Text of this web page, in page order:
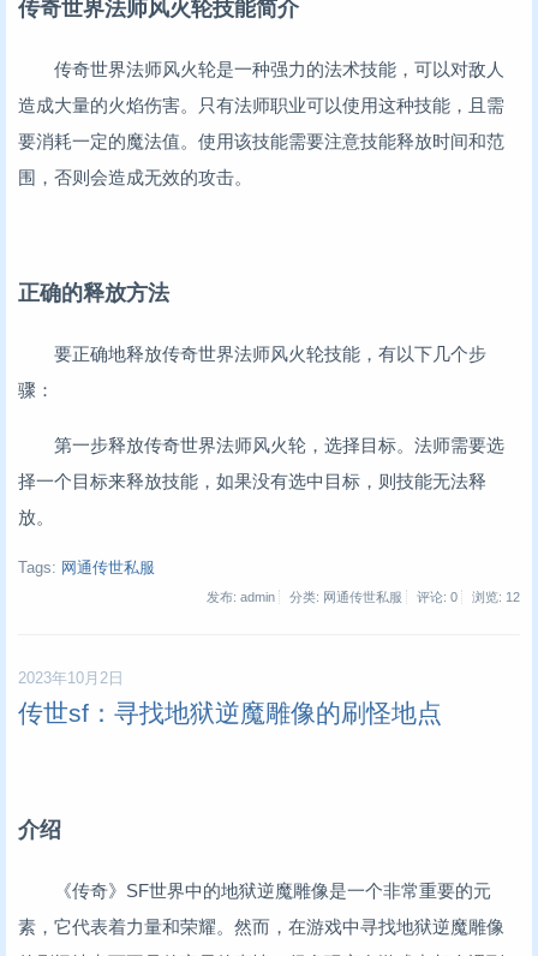
传奇世界法师风火轮技能简介
传奇世界法师风火轮是一种强力的法术技能，可以对敌人
造成大量的火焰伤害。只有法师职业可以使用这种技能，且需
要消耗一定的魔法值。使用该技能需要注意技能释放时间和范
围，否则会造成无效的攻击。
正确的释放方法
要正确地释放传奇世界法师风火轮技能，有以下几个步
骤：
第一步释放传奇世界法师风火轮，选择目标。法师需要选
择一个目标来释放技能，如果没有选中目标，则技能无法释
放。
Tags: 网通传世私服
发布: admin 分类: 网通传世私服 评论: 0 浏览: 12
2023年10月2日
传世sf：寻找地狱逆魔雕像的刷怪地点
介绍
《传奇》SF世界中的地狱逆魔雕像是一个非常重要的元
素，它代表着力量和荣耀。然而，在游戏中寻找地狱逆魔雕像